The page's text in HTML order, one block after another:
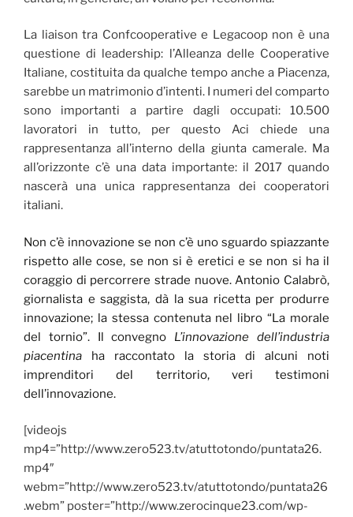
La liaison tra Confcooperative e Legacoop non è una
questione di leadership: l’Alleanza delle Cooperative
Italiane, costituita da qualche tempo anche a Piacenza,
sarebbe un matrimonio d’intenti. I numeri del comparto
sono importanti a partire dagli occupati: 10.500
lavoratori in tutto, per questo Aci chiede una
rappresentanza all’interno della giunta camerale. Ma
all’orizzonte c’è una data importante: il 2017 quando
nascerà una unica rappresentanza dei cooperatori
italiani.
Non c’è innovazione se non c’è uno sguardo spiazzante
rispetto alle cose, se non si è eretici e se non si ha il
coraggio di percorrere strade nuove. Antonio Calabrò,
giornalista e saggista, dà la sua ricetta per produrre
innovazione; la stessa contenuta nel libro “La morale
del tornio”. Il convegno L’innovazione dell’industria
piacentina ha raccontato la storia di alcuni noti
imprenditori del territorio, veri testimoni
dell’innovazione.
[videojs
mp4=”http://www.zero523.tv/atuttotondo/puntata26.
mp4″
webm=”http://www.zero523.tv/atuttotondo/puntata26
.webm” poster=”http://www.zerocinque23.com/wp-